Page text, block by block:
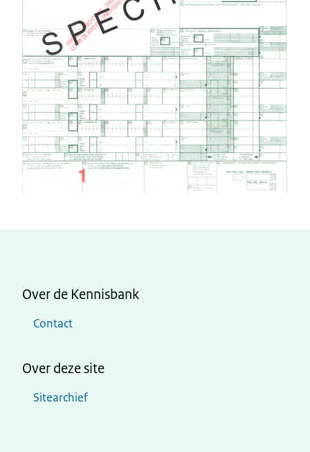
Over de Kennisbank
Contact
Over deze site
Sitearchief